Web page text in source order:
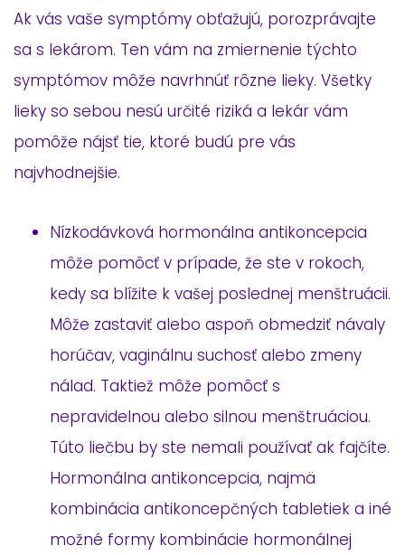
Ak vás vaše symptómy obťažujú, porozprávajte
sa s lekárom. Ten vám na zmiernenie týchto
symptómov môže navrhnúť rôzne lieky. Všetky
lieky so sebou nesú určité riziká a lekár vám
pomôže nájsť tie, ktoré budú pre vás
najvhodnejšie.
Nízkodávková hormonálna antikoncepcia
môže pomôcť v prípade, že ste v rokoch,
kedy sa blížite k vašej poslednej menštruácii.
Môže zastaviť alebo aspoň obmedziť návaly
horúčav, vaginálnu suchosť alebo zmeny
nálad. Taktiež môže pomôcť s
nepravidelnou alebo silnou menštruáciou.
Túto liečbu by ste nemali používať ak fajčíte.
Hormonálna antikoncepcia, najmä
kombinácia antikoncepčných tabletiek a iné
možné formy kombinácie hormonálnej